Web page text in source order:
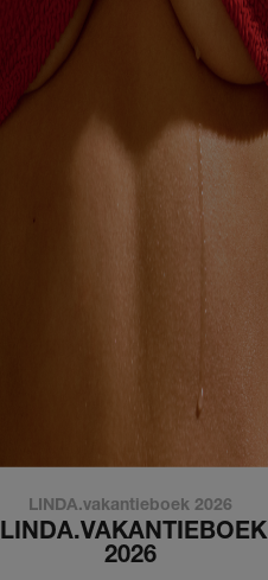
LINDA.vakantieboek 2026
LINDA.VAKANTIEBOEK
2026